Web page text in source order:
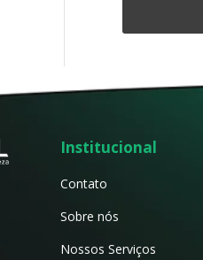
Institucional
Contato
Sobre nós
Nossos Serviços